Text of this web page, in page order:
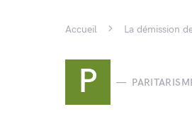
Accueil La démission
P